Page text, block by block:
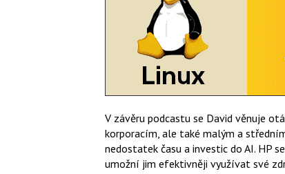
V závěru podcastu se David věnuje
korporacím, ale také malým a
nedostatek času a investic do AI. HP
umožní jim efektivněji využívat své